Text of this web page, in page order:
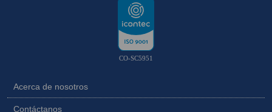
CO-SC5951
Acerca de nosotros
Contáctanos